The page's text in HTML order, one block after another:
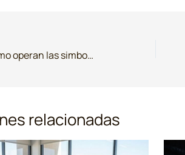
La granja invisible: cómo operan las simbox que alimentan millones de estafas
relacionadas